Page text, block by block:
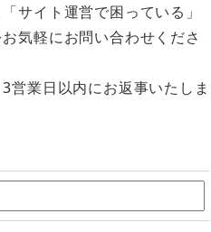
サイト運営で困っている」
気軽にお問い合わせくださ
営業日以内にお返事いたしま